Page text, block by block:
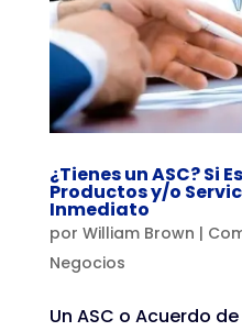
¿Tienes un ASC? Si
Productos y/o
Inmediato
por William Brown |
Negocios
Un ASC o Acuerdo